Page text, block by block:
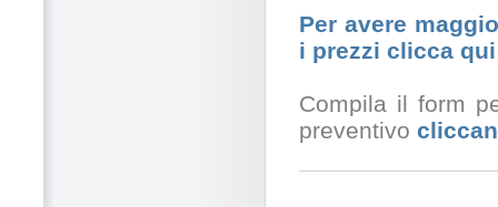
Per avere
i prezzi clicca qui
Compila il form
preventivo